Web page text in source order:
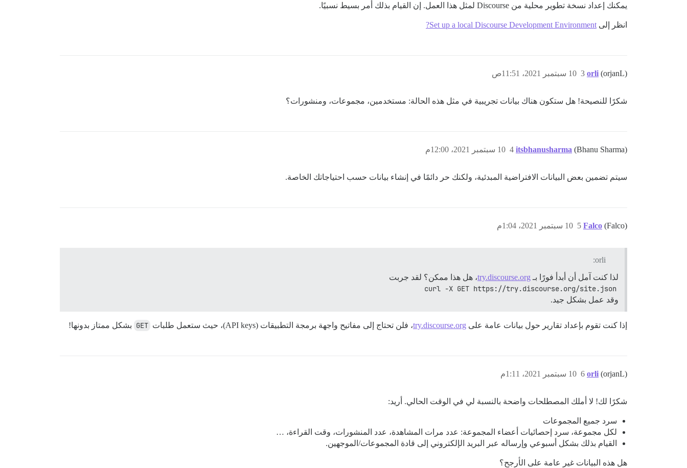
يمكنك إعداد نسخة تطوير محلية من Discourse لمثل هذا العمل. إن القيام بذلك أمر بسيط نسبيًا.
انظر إلى Set up a local Discourse Development Environment?
orli (orjanL) 10 سبتمبر 2021، 11:51ص 3
شكرًا للنصيحة! هل ستكون هناك بيانات تجريبية في مثل هذه الحالة: مستخدمين، مجموعات، ومنشورات؟
itsbhanusharma (Bhanu Sharma) 10 سبتمبر 2021، 12:00م 4
سيتم تضمين بعض البيانات الافتراضية المبدئية، ولكنك حر دائمًا في إنشاء بيانات حسب احتياجاتك الخاصة.
Falco (Falco) 10 سبتمبر 2021، 1:04م 5
orli:
لذا كنت آمل أن أبدأ فورًا بـ try.discourse.org، هل هذا ممكن؟ لقد جربت
curl -X GET https://try.discourse.org/site.json
وقد عمل بشكل جيد.
إذا كنت تقوم بإعداد تقارير حول بيانات عامة على try.discourse.org، فلن تحتاج إلى مفاتيح واجهة برمجة التطبيقات (API keys)، حيث ستعمل طلبات GET بشكل ممتاز بدونها!
orli (orjanL) 10 سبتمبر 2021، 1:11م 6
شكرًا لك! لا أملك المصطلحات واضحة بالنسبة لي في الوقت الحالي. أريد:
سرد جميع المجموعات
لكل مجموعة، سرد إحصائيات أعضاء المجموعة: عدد مرات المشاهدة، عدد المنشورات، وقت القراءة، …
القيام بذلك بشكل أسبوعي وإرساله عبر البريد الإلكتروني إلى قادة المجموعات/الموجهين.
هل هذه البيانات غير عامة على الأرجح؟